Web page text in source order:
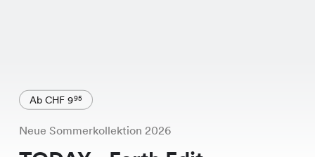
Ab CHF 995
Neue Sommerkollektion 2026